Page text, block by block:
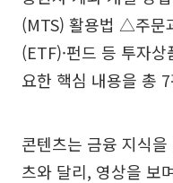
(MTS) 활용법 △주문
(ETF)·펀드 등 투자
요한 핵심 내용을 총
콘텐츠는 금융 지식
츠와 달리, 영상을 보